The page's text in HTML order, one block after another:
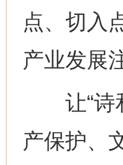
点、切入
产业发展
让“诗和
产保护、